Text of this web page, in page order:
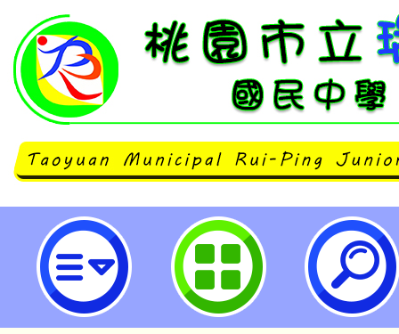
國立清華大學師資培育中心及苗栗
中心共同辦理「偏鄉教師跨域支持
立瑞坪國民中學